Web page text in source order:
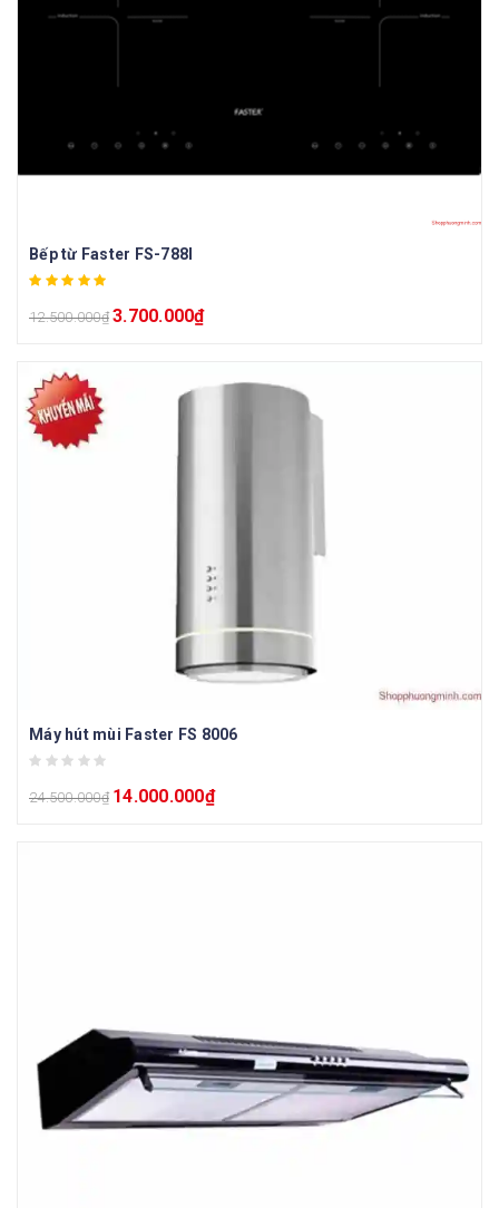
Bếp từ Faster FS-788I
12.500.000₫ 3.700.000₫
Máy hút mùi Faster FS 8006
24.500.000₫ 14.000.000₫